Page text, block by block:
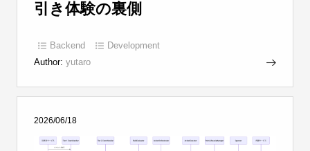
引き体験の裏側
Backend
Development
Author: yutaro
2026/06/18